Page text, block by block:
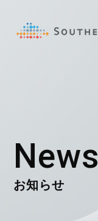
News
お知らせ